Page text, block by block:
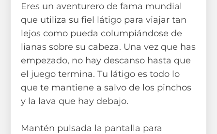
Eres un aventurero de fama mundial
que utiliza su fiel látigo para viajar tan
lejos como pueda columpiándose de
lianas sobre su cabeza. Una vez que has
empezado, no hay descanso hasta que
el juego termina. Tu látigo es todo lo
que te mantiene a salvo de los pinchos
y la lava que hay debajo.
Mantén pulsada la pantalla para